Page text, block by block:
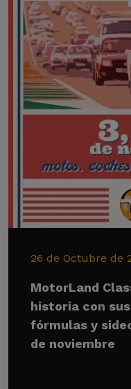
26 de Octubre de
MotorLand
historia con
fórmulas y
de noviembre